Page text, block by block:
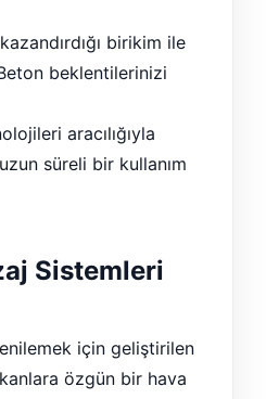
birikim ile
beklentilerinizi
aracılığıyla
süreli bir kullanım
Sistemleri
için geliştirilen
özgün bir hava